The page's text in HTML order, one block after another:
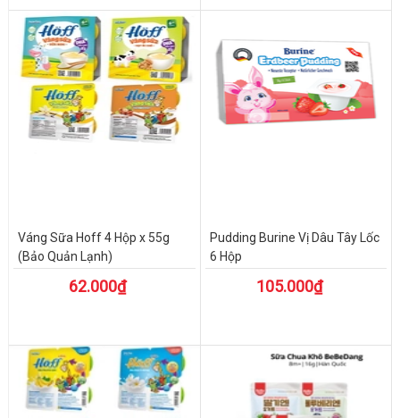
Váng Sữa Hoff 4 Hộp x 55g
(Bảo Quản Lạnh)
62.000₫
Pudding Burine Vị Dâu Tây Lốc
6 Hộp
105.000₫